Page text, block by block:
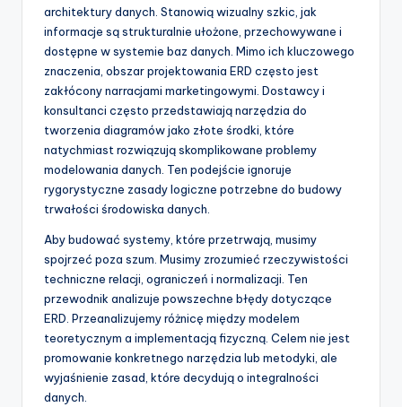
&
o
w
d
architektury danych. Stanowią wizualny szkic, jak
informacje są strukturalnie ułożone, przechowywane i
dostępne w systemie baz danych. Mimo ich kluczowego
znaczenia, obszar projektowania ERD często jest
zakłócony narracjami marketingowymi. Dostawcy i
konsultanci często przedstawiają narzędzia do
tworzenia diagramów jako złote środki, które
natychmiast rozwiązują skomplikowane problemy
modelowania danych. Ten podejście ignoruje
rygorystyczne zasady logiczne potrzebne do budowy
trwałości środowiska danych.
Aby budować systemy, które przetrwają, musimy
spojrzeć poza szum. Musimy zrozumieć rzeczywistości
techniczne relacji, ograniczeń i normalizacji. Ten
przewodnik analizuje powszechne błędy dotyczące
ERD. Przeanalizujemy różnicę między modelem
teoretycznym a implementacją fizyczną. Celem nie jest
promowanie konkretnego narzędzia lub metodyki, ale
wyjaśnienie zasad, które decydują o integralności
danych.